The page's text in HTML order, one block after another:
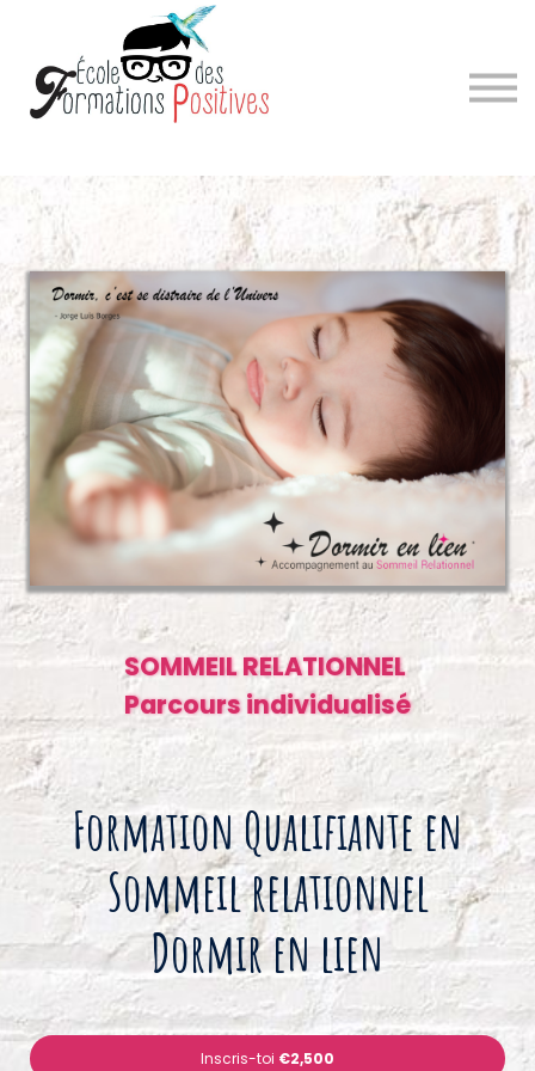
Sign up
SOMMEIL RELATIONNEL
Parcours individualisé
Formation Qualifiante en
Sommeil relationnel
Dormir en lien
Inscris-toi €2,500